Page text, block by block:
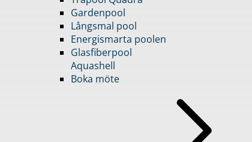
Gardenpool
Långsmal pool
Energismarta poolen
Glasfiberpool
Aquashell
Boka möte